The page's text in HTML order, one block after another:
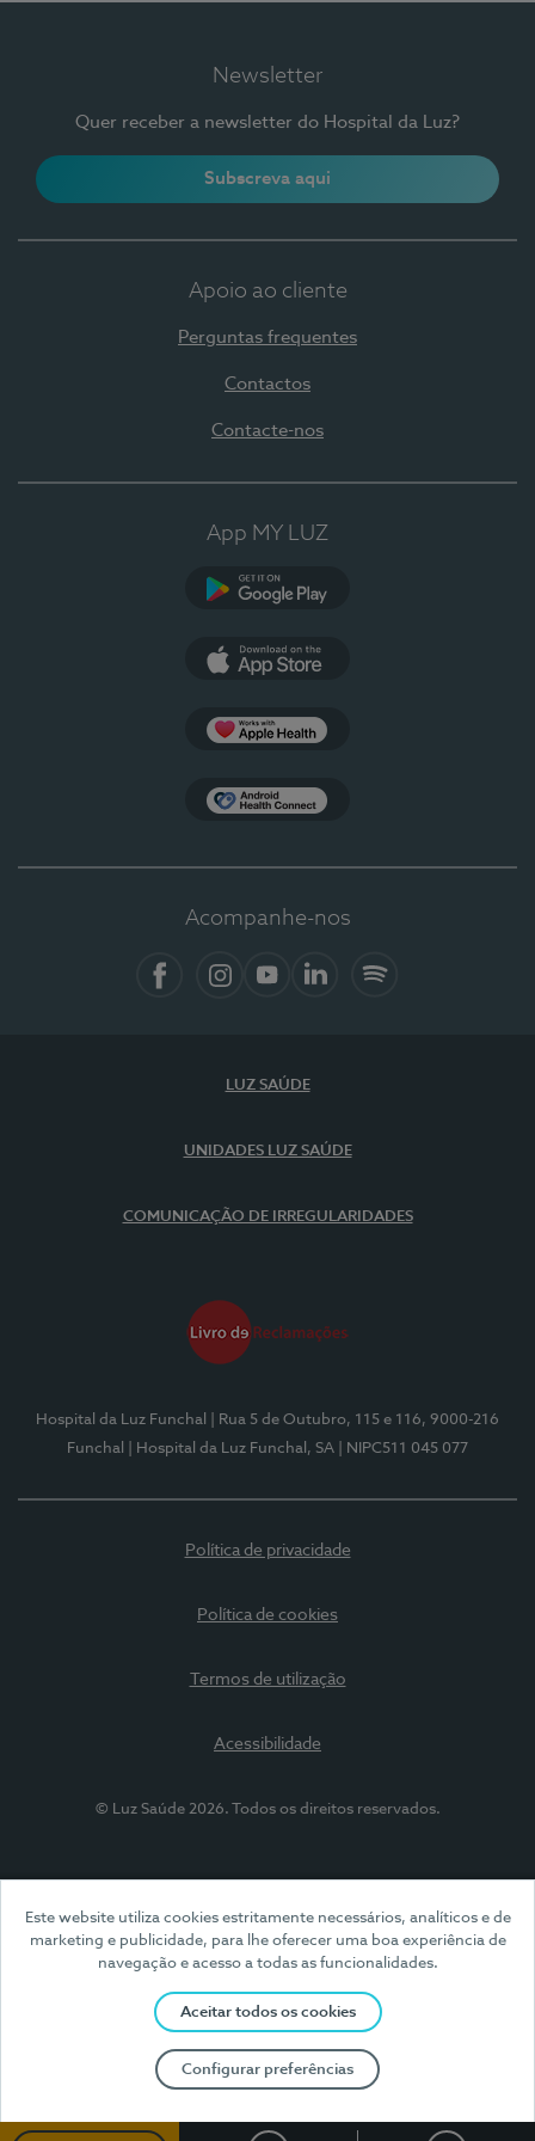
Este website utiliza cookies estritamente necessários, analíticos e de
marketing e publicidade, para lhe oferecer uma boa experiência de
navegação e acesso a todas as funcionalidades.
Aceitar todos os cookies
Configurar preferências
Newsletter
Quer receber a newsletter do Hospital da Luz?
Subscreva aqui
Apoio ao cliente
Perguntas frequentes
Contactos
Contacte-nos
App MY LUZ
Acompanhe-nos
LUZ SAÚDE
UNIDADES LUZ SAÚDE
COMUNICAÇÃO DE IRREGULARIDADES
Hospital da Luz Funchal
| Rua 5 de Outubro, 115 e 116, 9000-216
Funchal
| Hospital da Luz Funchal, SA | NIPC511 045 077
Política de privacidade
Política de cookies
Termos de utilização
Acessibilidade
© Luz Saúde 2026. Todos os direitos reservados.